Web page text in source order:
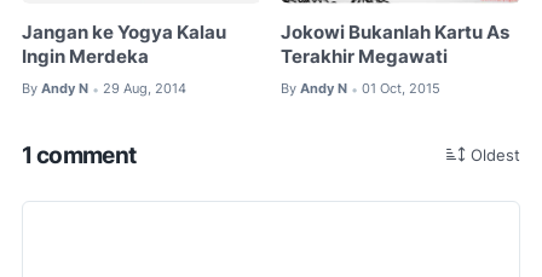
Jangan ke Yogya Kalau
Ingin Merdeka
By Andy N • 29 Aug, 2014
Jokowi Bukanlah Kartu As
Terakhir Megawati
By Andy N • 01 Oct, 2015
1 comment Oldest